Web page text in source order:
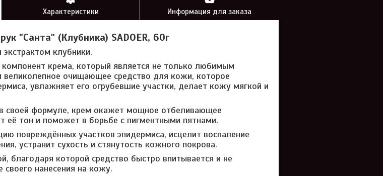
Характеристики Информация для заказа
"Санта" (Клубника) SADOER, 60г
клубники.
крема, который является не только любимым
очищающее средство для кожи, которое
увлажняет его огрубевшие участки, делает кожу мягкой и
в своей формуле, крем окажет мощное отбеливающее
её тон и поможет в борьбе с пигментными пятнами.
повреждённых участков эпидермиса, исцелит воспаление
устранит сухость и стянутость кожного покрова.
благодаря которой средство быстро впитывается и не
нанесения на кожу.